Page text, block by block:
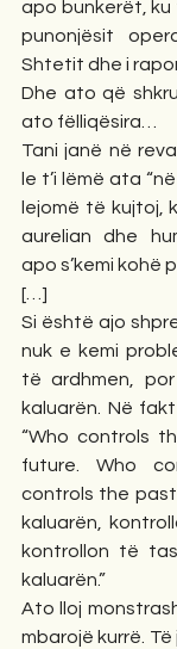
apo bunkerët, ku
punonjësit
Shtetit dhe i
Dhe ato që
ato fëlliqësira…
Tani janë në
le t’i lëmë ata
lejomë të kujtoj,
aurelian dhe
apo s’kemi kohë
[…]
Si është ajo
nuk e kemi
të ardhmen,
kaluarën. Në
“Who controls
future. Who
controls the
kaluarën,
kontrollon të
kaluarën.”
Ato lloj
mbarojë kurrë.